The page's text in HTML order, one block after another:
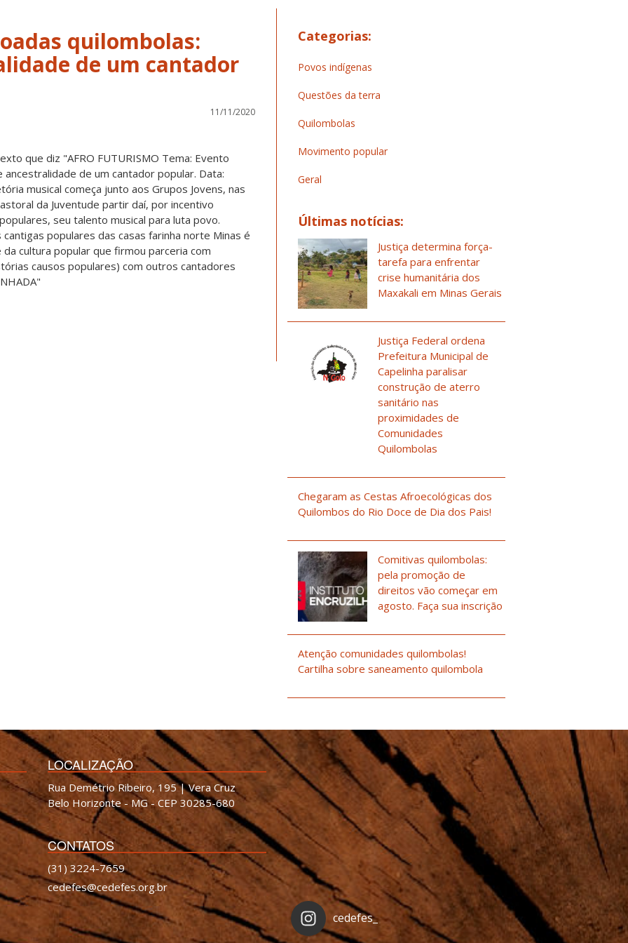
quilombolas:
de um cantador
11/11/2020
Categorias:
Povos indígenas
Questões da terra
Quilombolas
Movimento popular
Geral
Últimas notícias:
Justiça determina força-
tarefa para enfrentar
crise humanitária dos
Maxakali em Minas Gerais
Justiça Federal ordena
Prefeitura Municipal de
Capelinha paralisar
construção de aterro
sanitário nas
proximidades de
Comunidades
Quilombolas
Chegaram as Cestas Afroecológicas dos
Quilombos do Rio Doce de Dia dos Pais!
Comitivas quilombolas:
pela promoção de
direitos vão começar em
agosto. Faça sua inscrição
Atenção comunidades quilombolas!
Cartilha sobre saneamento quilombola
LOCALIZAÇÃO
Rua Demétrio Ribeiro, 195 | Vera Cruz
Belo Horizonte - MG - CEP 30285-680
CONTATOS
(31) 3224-7659
cedefes@cedefes.org.br
cedefes_